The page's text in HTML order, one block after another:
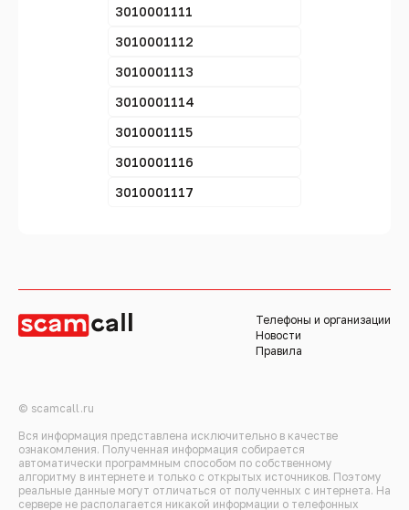
3010001111
3010001112
3010001113
3010001114
3010001115
3010001116
3010001117
Телефоны и организации
Новости
Правила
© scamcall.ru
Вся информация представлена исключительно в качестве
ознакомления. Полученная информация собирается
автоматически программным способом по собственному
алгоритму в интернете и только с открытых источников. Поэтому
реальные данные могут отличаться от полученных с интернета. На
сервере не располагается никакой информации о телефонных